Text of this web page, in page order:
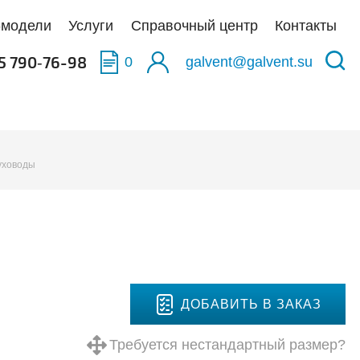
Услуги Справочный центр Контакты
790‑76-98 0 galvent@galvent.su
ДОБАВИТЬ В ЗАКАЗ
Требуется нестандартный размер?